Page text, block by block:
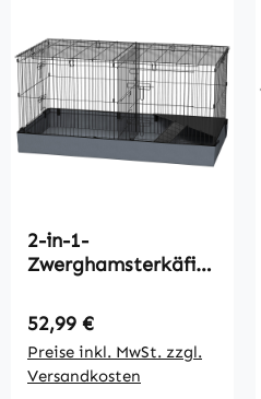
2-in-1-
Zwerghamsterkäfig,
Stoffboden,
Sitzstangen, Rampe,
Schwarz
Regulärer Preis:
52,99 €
Preise inkl. MwSt. zzgl.
Versandkosten